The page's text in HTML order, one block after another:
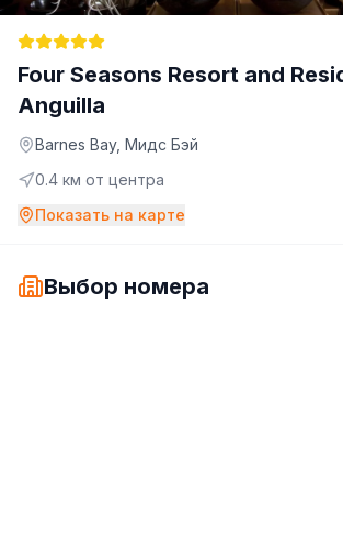
Four Seasons Resort and
Anguilla
Barnes Bay, Мидс Бэй
0.4 км от центра
Показать на карте
Выбор номера